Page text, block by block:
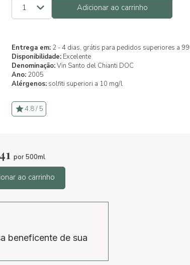
Adicionar ao carrinho
Entrega em: 2 - 4 dias, grátis para pedidos superiores a
Disponibilidade: Excelente
Denominação:Vin Santo del Chianti DOC
Ano: 2005
Alérgenos: solfiti superiori a 10 mg/l
4.8 / 5
por 500ml
ao carrinho
beneficente de sua